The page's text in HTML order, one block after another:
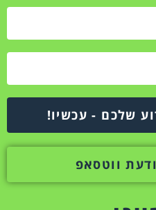
שלכם - עכשיו!
ווטסאפ